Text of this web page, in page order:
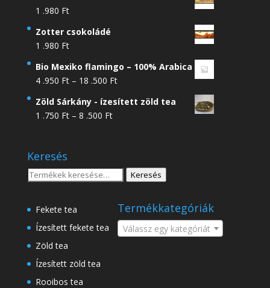
1 .980 Ft
Zotter csokoládé
1 .980 Ft
Bio Mexiko flamingo – 100% Arabica
4 .950 Ft – 18 .500 FtÁrtartomány:
.950 Ft
Zöld Sárkány - ízesített zöld tea
1 .750 Ft – 8 .500 FtÁrtartomány:
8
.500 Ft
Keresés
Keresés
Keresés
Fekete tea
Ízesített fekete tea
Zöld tea
Ízesített zöld tea
Rooibos tea
Termékkategóriák
Válassz egy kategóriát